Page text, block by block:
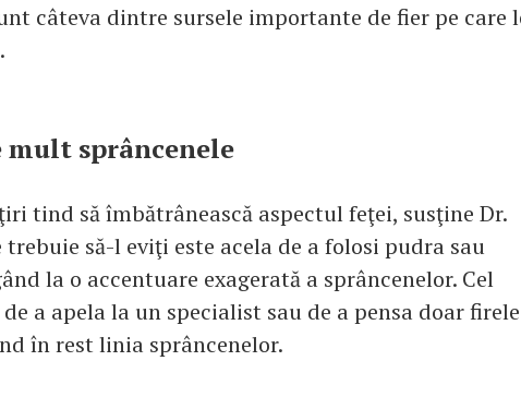
câteva dintre sursele importante de fier pe care
mult sprâncenele
tind să îmbătrânească aspectul feţei, susţine Dr.
să-l eviţi este acela de a folosi pudra sau
la o accentuare exagerată a sprâncenelor. Cel
a apela la un specialist sau de a pensa doar firele
în rest linia sprâncenelor.